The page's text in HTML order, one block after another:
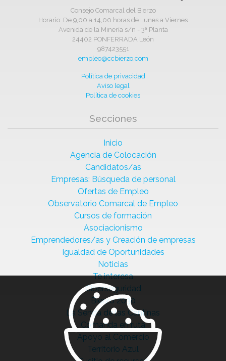
Consejo Comarcal del Bierzo
Horario: De 9,00 a 14,00 horas de Lunes a Viernes
Avenida de la Minería s/n - 3ª Planta
24402 PONFERRADA León
987423551
empleo@ccbierzo.com
Política de privacidad
Aviso legal
Política de cookies
Secciones
Inicio
Agencia de Colocación
Candidatos/as
Empresas: Búsqueda de personal
Ofertas de Empleo
Observatorio Comarcal de Empleo
Cursos de formación
Asociacionismo
Emprendedores/as y Creación de empresas
Igualdad de Oportunidades
Noticias
Te interesa
Ciberseguridad
Bierzo 2030
La Senda de las Cantinas
Comanda en ruta
Apoyo al Comercio
Territorio Azul